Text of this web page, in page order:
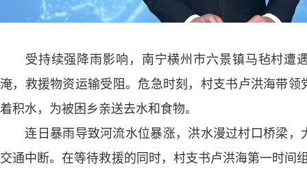
受持续强降雨影响，南宁横州市六景镇马毡村遭
淹，救援物资运输受阻。危急时刻，村支书卢洪海带领
着积水，为被困乡亲送去水和食物。
连日暴雨导致河流水位暴涨，洪水漫过村口桥梁，
交通中断。在等待救援的同时，村支书卢洪海第一时间